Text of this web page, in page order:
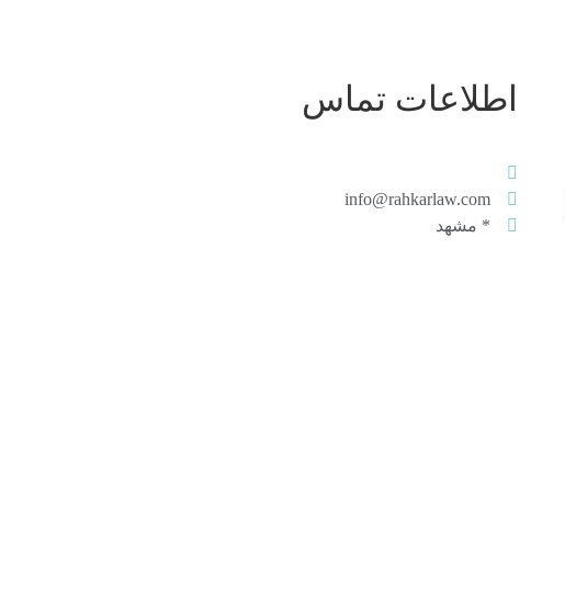
اطلاعات تماس
info@rahkarlaw.com
* مشهد